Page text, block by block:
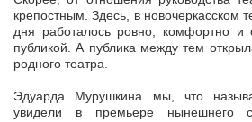
крепостным. Здесь, в новочеркасском
дня работалось ровно, комфортно и
публикой. А публика между тем
родного театра.
Эдуарда Мурушкина мы, что
увидели в премьере нынешнего